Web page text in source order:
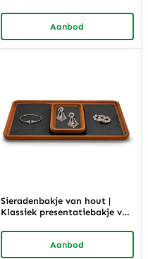
Aanbod
Sieradenbakje van hout |
Klassiek presentatiebakje van
Aanbod